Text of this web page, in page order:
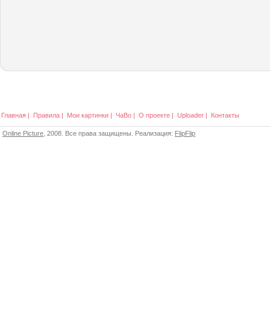
Главная | Правила | Мои картинки | ЧаВо | О проекте | Uploader | Контакты
Online Picture , 2008. Все права защищены. Реализация: FlipFlip